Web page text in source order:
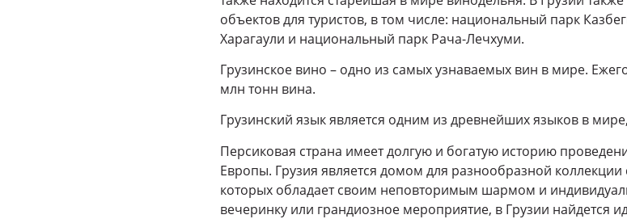
объектов для туристов, в том числе: национальный парк
Харагаули и национальный парк Рача-Лечхуми.
Грузинское вино – одно из самых узнаваемых вин в мире.
млн тонн вина.
Грузинский язык является одним из древнейших языков в
Персиковая страна имеет долгую и богатую историю
Европы. Грузия является домом для разнообразной
которых обладает своим неповторимым шармом и
вечеринку или грандиозное мероприятие, в Грузии найдется